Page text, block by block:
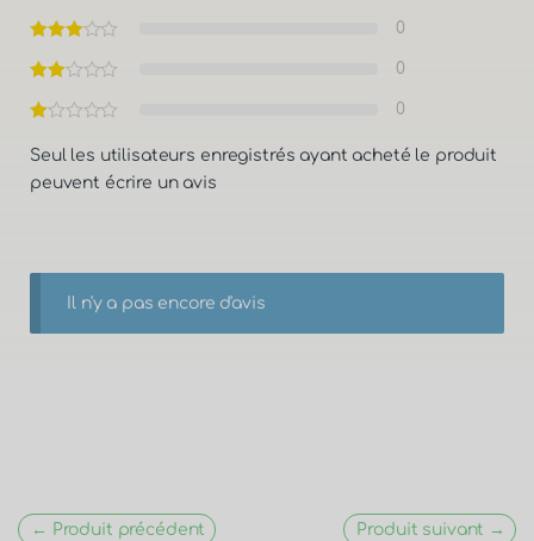
0
0
0
Seul les utilisateurs enregistrés ayant acheté le produit
peuvent écrire un avis
Il n'y a pas encore d'avis
← Produit précédent Produit suivant →